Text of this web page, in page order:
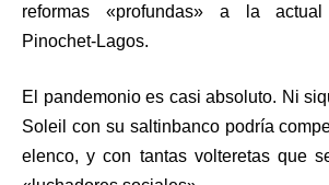
reformas «profundas» a la
Pinochet-Lagos.
El pandemonio es casi absoluto. Ni
Soleil con su saltinbanco podría
elenco, y con tantas volteretas que